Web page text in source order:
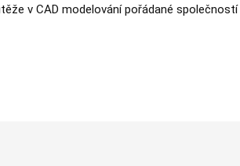
v CAD modelování pořádané